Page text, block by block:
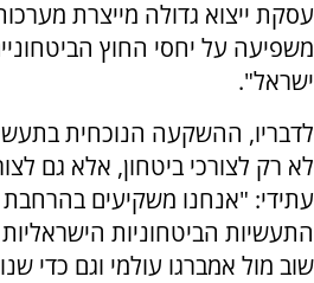
עסקת ייצוא גדולה מייצרת
משפיעה על יחסי החוץ
ישראל".
לדבריו, ההשקעה הנוכחית
לא רק לצורכי ביטחון, אלא גם
עתידי: "אנחנו משקיעים בהרחבת
התעשיות הביטחוניות
שוב מול אמברגו עולמי וגם כדי